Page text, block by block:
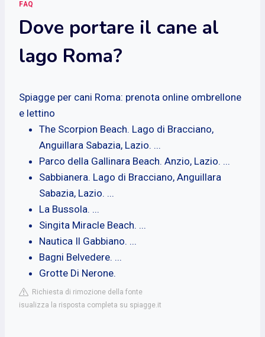
FAQ
Dove portare il cane al
lago Roma?
Spiagge per cani Roma: prenota online ombrellone
e lettino
The Scorpion Beach. Lago di Bracciano,
Anguillara Sabazia, Lazio. ...
Parco della Gallinara Beach. Anzio, Lazio. ...
Sabbianera. Lago di Bracciano, Anguillara
Sabazia, Lazio. ...
La Bussola. ...
Singita Miracle Beach. ...
Nautica Il Gabbiano. ...
Bagni Belvedere. ...
Grotte Di Nerone.
Richiesta di rimozione della fonte
isualizza la risposta completa su spiagge.it